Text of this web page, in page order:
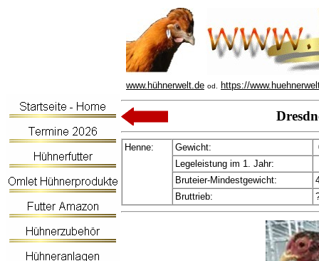
www.hühnerwelt.de od. https://
Henne: Gewicht:
Legeleistung im 1. Jahr:
Bruteier-Mindestgewicht:
Bruttrieb: